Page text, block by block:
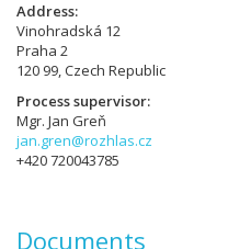
Address
Vinohradská 12
Praha 2
120 99, Czech Republic
Process supervisor
Mgr. Jan Greň
jan.gren@rozhlas.cz
+420 720043785
Documents